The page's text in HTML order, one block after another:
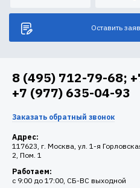
Оставить
8 (495) 712-79-68;
+7 (977) 635-04-93
Заказать обратный звонок
Адрес:
117623, г. Москва, ул. 1-я
2, Пом. 1
Работаем:
c 9:00 до 17:00, СБ-ВС выходной